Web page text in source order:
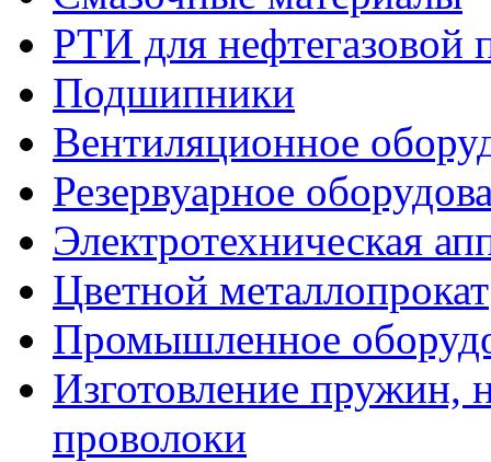
РТИ для
Подшипники
Вентиляционное
Резервуарное
Электротехническая
Цветной металлопрокат
Промышленное
Изготовление пружин,
проволоки